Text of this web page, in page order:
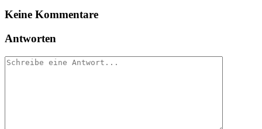
Keine Kommentare
Antworten